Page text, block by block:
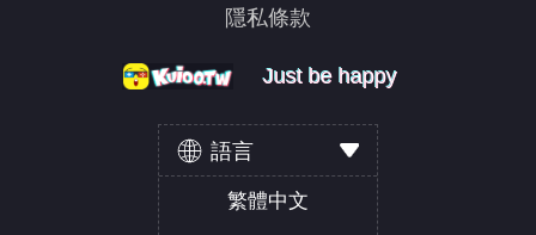
隱私條款
Just be happy
Just be happy
Just be happy
語言
繁體中文